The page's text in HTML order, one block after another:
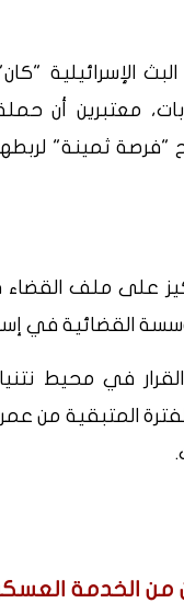
الإسرائيلية
معتبرين أن
"فرصة ثمينة"
على ملف
القضائية في
القرار في محيط
المتبقية من
من الخدمة